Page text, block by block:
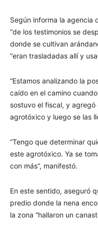
Según informa la agencia
“de los testimonios se
donde se cultivan
“eran trasladadas allí y
“Estamos analizando la
caído en el camino
sostuvo el fiscal, y agregó
agrotóxico y luego se las
“Tengo que determinar
este agrotóxico. Ya se
con más”, manifestó.
En este sentido, aseguró
predio donde la nena
la zona “hallaron un